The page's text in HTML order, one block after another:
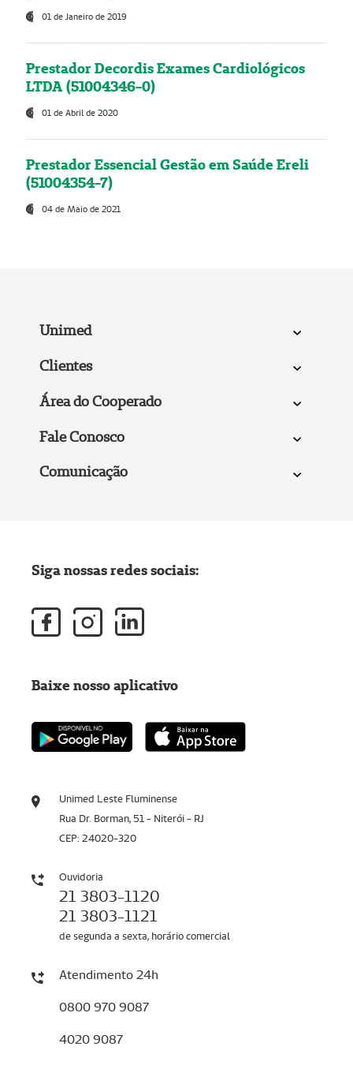
01 de Janeiro de 2019
Prestador Decordis Exames Cardiológicos
LTDA (51004346-0)
01 de Abril de 2020
Prestador Essencial Gestão em Saúde Ereli
(51004354-7)
04 de Maio de 2021
Unimed
Clientes
Área do Cooperado
Fale Conosco
Comunicação
Unimed Leste Fluminense
Rua Dr. Borman, 51 - Niterói - RJ
CEP: 24020-320
Ouvidoria
21 3803-1120
21 3803-1121
de segunda a sexta, horário comercial
Atendimento 24h
0800 970 9087
4020 9087
Siga nossas redes sociais:
Baixe nosso aplicativo